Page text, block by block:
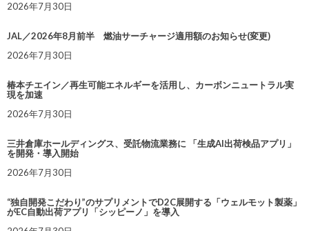
2026年7月30日
JAL／2026年8月前半 燃油サーチャージ適用額のお知らせ(変更)
2026年7月30日
椿本チエイン／再生可能エネルギーを活用し、カーボンニュートラル実
現を加速
2026年7月30日
三井倉庫ホールディングス、受託物流業務に 「生成AI出荷検品アプリ」
を開発・導入開始
2026年7月30日
“独自開発こだわり”のサプリメントでD2C展開する「ウェルモット製薬」
がEC自動出荷アプリ「シッピーノ」を導入